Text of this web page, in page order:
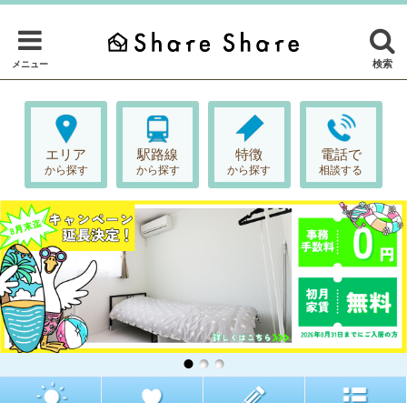
メニュー 検索
エリア
から探す
駅路線
から探す
特徴
から探す
電話で
相談する